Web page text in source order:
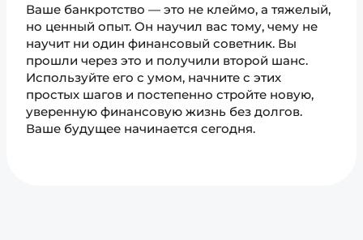
Ваше банкротство — это не клеймо, а тяжелый,
но ценный опыт. Он научил вас тому, чему не
научит ни один финансовый советник. Вы
прошли через это и получили второй шанс.
Используйте его с умом, начните с этих
простых шагов и постепенно стройте новую,
уверенную финансовую жизнь без долгов.
Ваше будущее начинается сегодня.